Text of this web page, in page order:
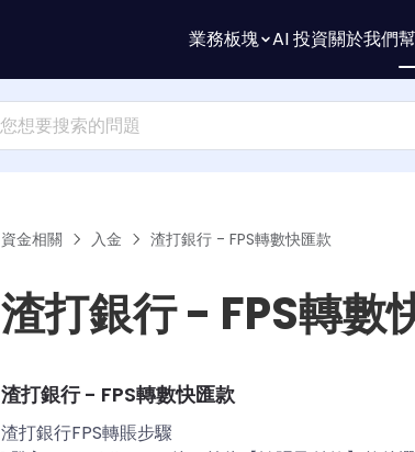
業務板塊 AI 投資關於我們
資金相關 入金 渣打銀行 - FPS轉數快匯款
渣打銀行 - FPS轉數
渣打銀行 - FPS轉數快匯款
渣打銀行FPS轉賬步驟